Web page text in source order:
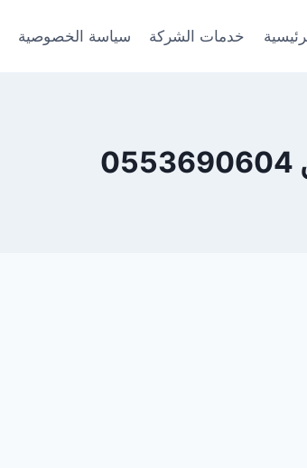
خدمات الشركة سياسة الخصوصية